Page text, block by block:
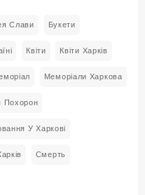
Слави Букети
Квіти Квіти Харків
Меморіали Харкова
Похорон
У Харкові
Смерть